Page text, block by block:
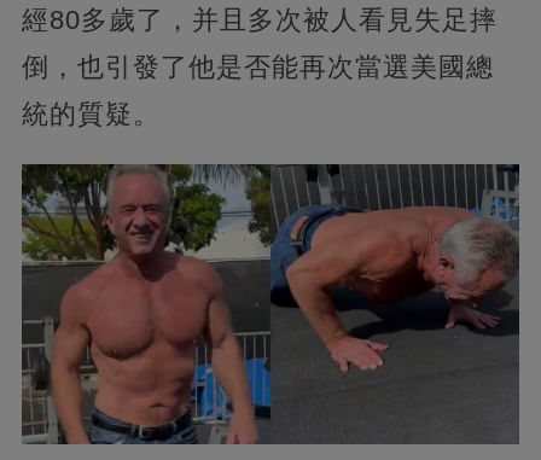
經80多歲了，并且多次被人看見失足摔
倒，也引發了他是否能再次當選美國總
統的質疑。